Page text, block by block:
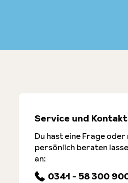
Service und Kontakt
Du hast eine Frage
persönlich beraten
an:
0341 - 58 300